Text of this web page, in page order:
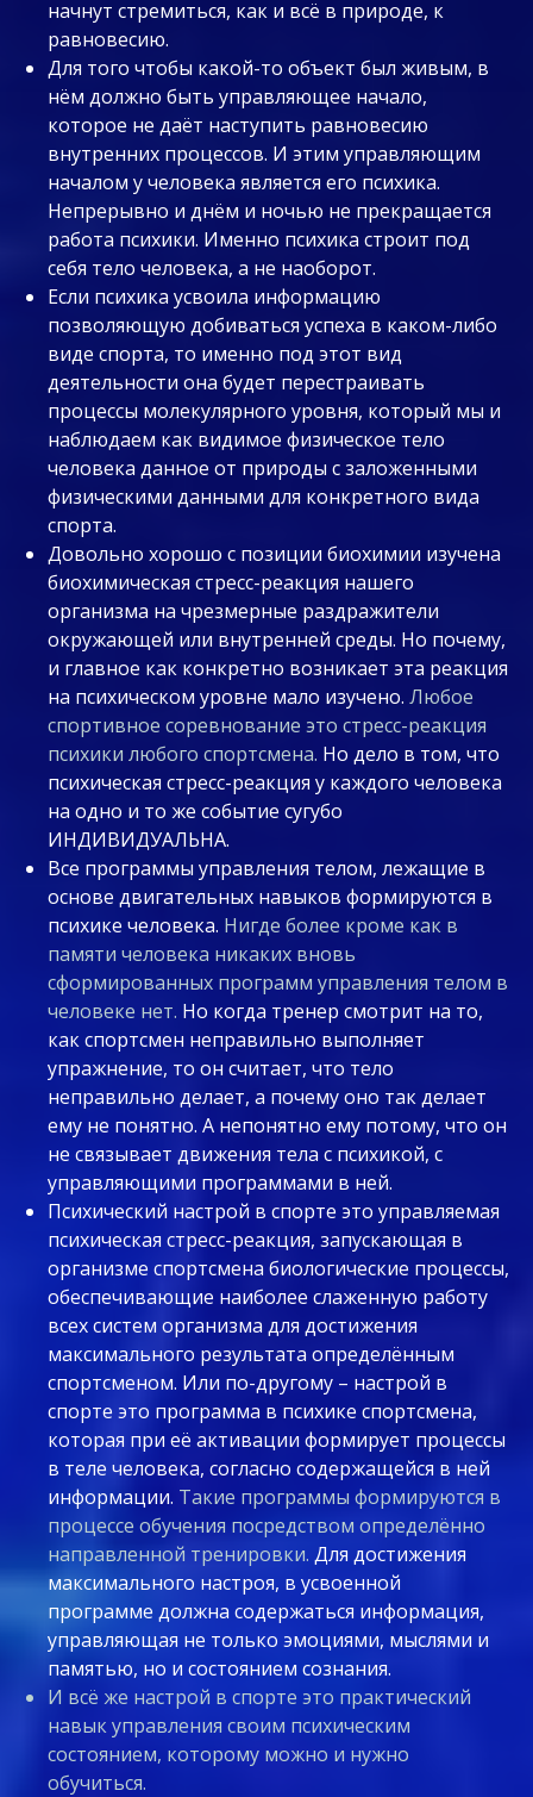
начнут стремиться, как и всё в природе, к
равновесию.
Для того чтобы какой-то объект был живым, в
нём должно быть управляющее начало,
которое не даёт наступить равновесию
внутренних процессов. И этим управляющим
началом у человека является его психика.
Непрерывно и днём и ночью не прекращается
работа психики. Именно психика строит под
себя тело человека, а не наоборот.
Если психика усвоила информацию
позволяющую добиваться успеха в каком-либо
виде спорта, то именно под этот вид
деятельности она будет перестраивать
процессы молекулярного уровня, который мы и
наблюдаем как видимое физическое тело
человека данное от природы с заложенными
физическими данными для конкретного вида
спорта.
Довольно хорошо с позиции биохимии изучена
биохимическая стресс-реакция нашего
организма на чрезмерные раздражители
окружающей или внутренней среды. Но почему,
и главное как конкретно возникает эта реакция
на психическом уровне мало изучено. Любое
спортивное соревнование это стресс-реакция
психики любого спортсмена. Но дело в том, что
психическая стресс-реакция у каждого человека
на одно и то же событие сугубо
ИНДИВИДУАЛЬНА.
Все программы управления телом, лежащие в
основе двигательных навыков формируются в
психике человека. Нигде более кроме как в
памяти человека никаких вновь
сформированных программ управления телом в
человеке нет. Но когда тренер смотрит на то,
как спортсмен неправильно выполняет
упражнение, то он считает, что тело
неправильно делает, а почему оно так делает
ему не понятно. А непонятно ему потому, что он
не связывает движения тела с психикой, с
управляющими программами в ней.
Психический настрой в спорте это управляемая
психическая стресс-реакция, запускающая в
организме спортсмена биологические процессы,
обеспечивающие наиболее слаженную работу
всех систем организма для достижения
максимального результата определённым
спортсменом. Или по-другому – настрой в
спорте это программа в психике спортсмена,
которая при её активации формирует процессы
в теле человека, согласно содержащейся в ней
информации. Такие программы формируются в
процессе обучения посредством определённо
направленной тренировки. Для достижения
максимального настроя, в усвоенной
программе должна содержаться информация,
управляющая не только эмоциями, мыслями и
памятью, но и состоянием сознания.
И всё же настрой в спорте это практический
навык управления своим психическим
состоянием, которому можно и нужно
обучиться.